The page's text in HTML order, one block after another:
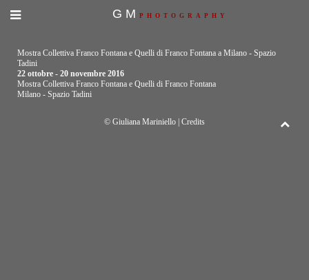
GM PHOTOGRAPHY
Mostra Collettiva Franco Fontana e Quelli di Franco Fontana a Milano - Spazio
Tadini
22 ottobre - 20 novembre 2016
Mostra Collettiva Franco Fontana e Quelli di Franco Fontana
Milano - Spazio Tadini
© Giuliana Mariniello | Credits